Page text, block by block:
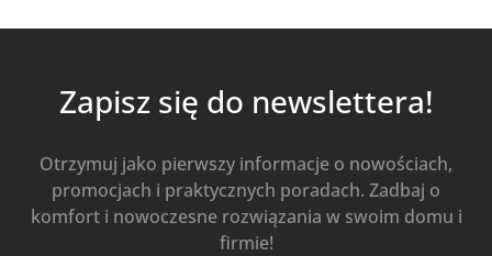
Zapisz się do newslettera!
Otrzymuj jako pierwszy informacje o nowościach,
promocjach i praktycznych poradach. Zadbaj o
komfort i nowoczesne rozwiązania w swoim domu i
firmie!